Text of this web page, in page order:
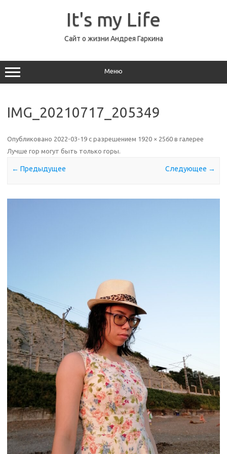
It's my Life
Сайт о жизни Андрея Гаркина
Меню
IMG_20210717_205349
Опубликовано 2022-03-19 с разрешением 1920 × 2560 в галерее
Лучше гор могут быть только горы.
← Предыдущее Следующее →